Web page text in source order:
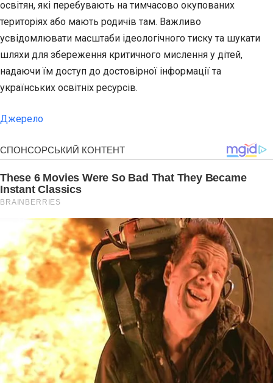
освітян, які перебувають на тимчасово окупованих
територіях або мають родичів там. Важливо
усвідомлювати масштаби ідеологічного тиску та шукати
шляхи для збереження критичного мислення у дітей,
надаючи їм доступ до достовірної інформації та
українських освітніх ресурсів.
Джерело